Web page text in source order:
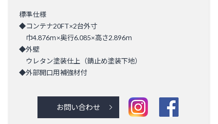
​標準仕様
コンテナ20FT×2台外寸
巾4.876ｍ×奥行6.085×高さ2.896ｍ​
外壁
ウレタン塗装仕上（錆止め塗装下地）
外部開口用補強材付
お問い合わせ